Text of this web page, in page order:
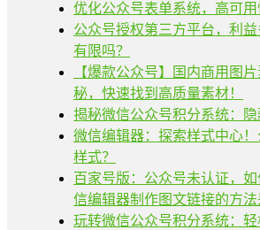
优化公众号表单系统，高可
公众号授权第三方平台，利
有限吗？
【爆款公众号】国内商用图
秘，快速找到高质量素材！
揭秘微信公众号积分系统：隐
微信编辑器：探索样式中心
样式？
百家号版：公众号未认证，
信编辑器制作图文链接的方法
玩转微信公众号积分系统：